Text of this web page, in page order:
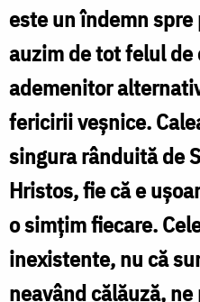
este un îndemn
auzim de tot felul de
ademenitor
fericirii veșnice.
singura rânduită de
Hristos, fie că e
o simțim fiecare.
inexistente, nu că
neavând călăuză,